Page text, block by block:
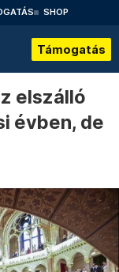
SHOP
Támogatás
elszálló
évben, de